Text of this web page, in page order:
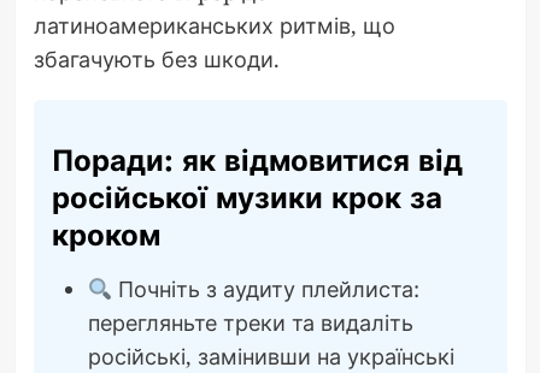
латиноамериканських ритмів, що
збагачують без шкоди.
Поради: як відмовитися від
російської музики крок за
кроком
Почніть з аудиту плейлиста:
перегляньте треки та видаліть
російські, замінивши на українські